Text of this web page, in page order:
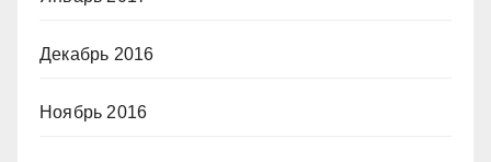
Декабрь 2016
Ноябрь 2016